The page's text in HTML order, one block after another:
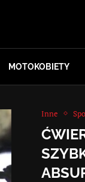
MOTOKOBIETY
Inne